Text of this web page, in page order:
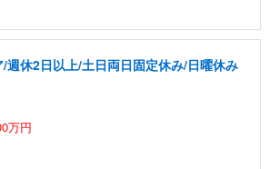
週休2日以上/土日両日固定休み/日曜休み
万円